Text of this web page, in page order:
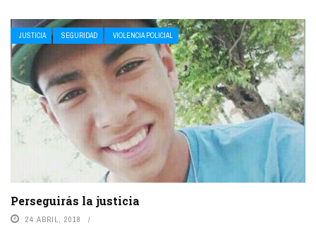
JUSTICIA SEGURIDAD VIOLENCIA POLICIAL
Perseguirás la justicia
24 ABRIL, 2018